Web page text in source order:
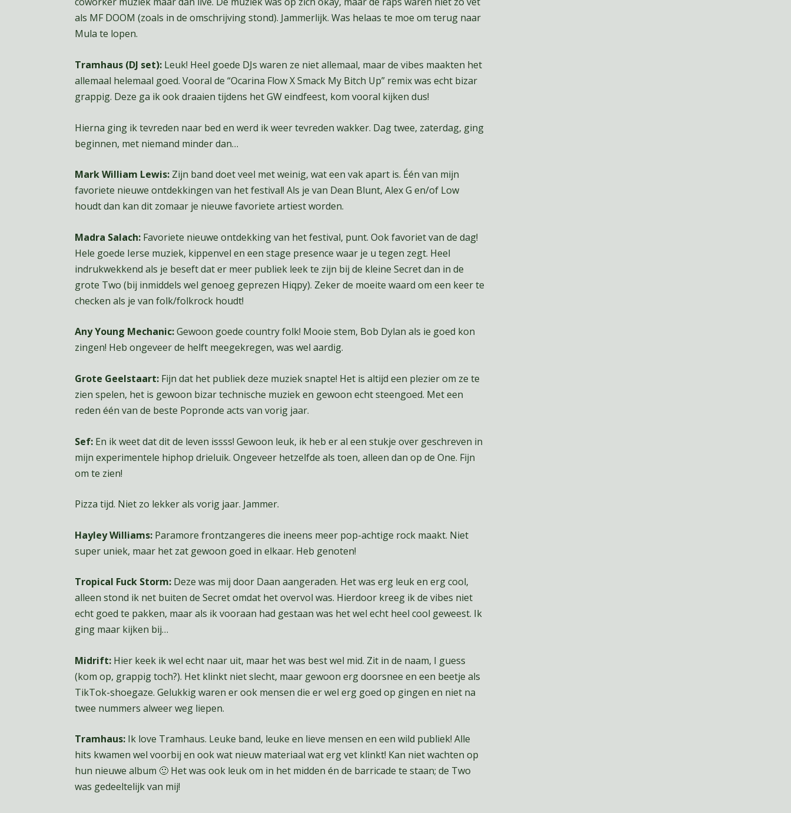
als MF DOOM (zoals in de omschrijving stond). Jammerlijk. Was helaas te moe om terug naar
Mula te lopen.
Tramhaus (DJ set):Leuk! Heel goede DJs waren ze niet allemaal, maar de vibes maakten het
allemaal helemaal goed. Vooral de “Ocarina Flow X Smack My Bitch Up” remix was echt bizar
grappig. Deze ga ik ook draaien tijdens het GW eindfeest, kom vooral kijken dus!
Hierna ging ik tevreden naar bed en werd ik weer tevreden wakker. Dag twee, zaterdag, ging
beginnen, met niemand minder dan…
Mark William Lewis:Zijn band doet veel met weinig, wat een vak apart is. Één van mijn
favoriete nieuwe ontdekkingen van het festival! Als je van Dean Blunt, Alex G en/of Low
houdt dan kan dit zomaar je nieuwe favoriete artiest worden.
Madra Salach:Favoriete nieuwe ontdekking van het festival, punt. Ook favoriet van de dag!
Hele goede Ierse muziek, kippenvel en een stage presence waar je u tegen zegt. Heel
indrukwekkend als je beseft dat er meer publiek leek te zijn bij de kleine Secret dan in de
grote Two (bij inmiddels wel genoeg geprezen Hiqpy). Zeker de moeite waard om een keer te
checken als je van folk/folkrock houdt!
Any Young Mechanic:Gewoon goede country folk! Mooie stem, Bob Dylan als ie goed kon
zingen! Heb ongeveer de helft meegekregen, was wel aardig.
Grote Geelstaart:Fijn dat het publiek deze muziek snapte! Het is altijd een plezier om ze te
zien spelen, het is gewoon bizar technische muziek en gewoon echt steengoed. Met een
reden één van de beste Popronde acts van vorig jaar.
Sef:En ik weet dat dit de leven issss! Gewoon leuk, ik heb er al een stukje over geschreven in
mijn experimentele hiphop drieluik. Ongeveer hetzelfde als toen, alleen dan op de One. Fijn
om te zien!
Pizza tijd. Niet zo lekker als vorig jaar. Jammer.
Hayley Williams:Paramore frontzangeres die ineens meer pop-achtige rock maakt. Niet
super uniek, maar het zat gewoon goed in elkaar. Heb genoten!
Tropical Fuck Storm: Deze was mij door Daan aangeraden. Het was erg leuk en erg cool,
alleen stond ik net buiten de Secret omdat het overvol was. Hierdoor kreeg ik de vibes niet
echt goed te pakken, maar als ik vooraan had gestaan was het wel echt heel cool geweest. Ik
ging maar kijken bij…
Midrift: Hier keek ik wel echt naar uit, maar het was best wel mid. Zit in de naam, I guess
(kom op, grappig toch?). Het klinkt niet slecht, maar gewoon erg doorsnee en een beetje als
TikTok-shoegaze. Gelukkig waren er ook mensen die er wel erg goed op gingen en niet na
twee nummers alweer weg liepen.
Tramhaus: Ik love Tramhaus. Leuke band, leuke en lieve mensen en een wild publiek! Alle
hits kwamen wel voorbij en ook wat nieuw materiaal wat erg vet klinkt! Kan niet wachten op
hun nieuwe album 🙂 Het was ook leuk om in het midden én de barricade te staan; de Two
was gedeeltelijk van mij!